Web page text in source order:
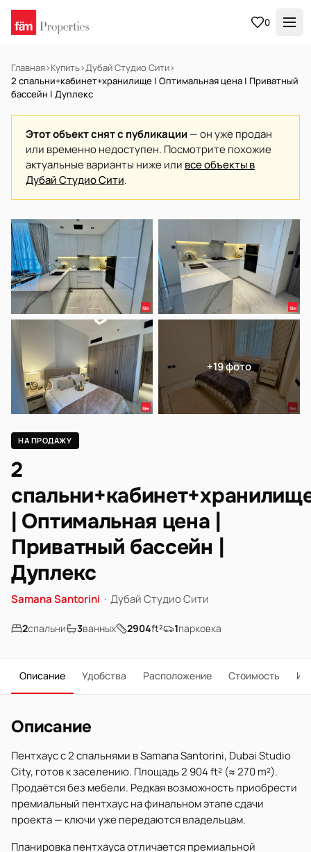
0
Главная›Купить›Дубай Студио Сити›
2 спальни+кабинет+хранилище | Оптимальная цена | Приватный
бассейн | Дуплекс
Этот объект снят с публикации — он уже продан
или временно недоступен. Посмотрите похожие
актуальные варианты ниже или все объекты в
Дубай Студио Сити.
НА ПРОДАЖУ Готов к заселению
+19 фото
НА ПРОДАЖУ
2
| Оптимальная цена |
Приватный бассейн |
Дуплекс
Samana Santorini · Дубай Студио Сити
2спальни 3ванных 2904ft² 1парковка
Описание Удобства Расположение Стоимость
Описание
Пентхаус с 2 спальнями в Samana Santorini, Dubai Studio
City, готов к заселению. Площадь 2 904 ft² (≈ 270 m²).
Продаётся без мебели. Редкая возможность приобрести
премиальный пентхаус на финальном этапе сдачи
проекта — ключи уже передаются владельцам.
Планировка пентхауса отличается премиальной